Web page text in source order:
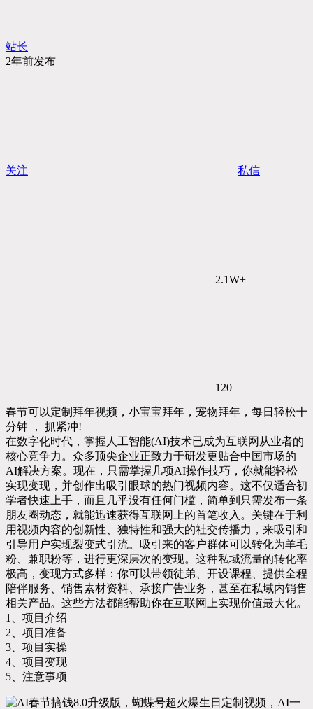
站长
2年前发布
关注 私信
2.1W+
120
春节可以定制拜年视频，小宝宝拜年，宠物拜年，每日轻松十
分钟 ， 抓紧冲!
在数字化时代，掌握人工智能(AI)技术已成为互联网从业者的
核心竞争力。众多顶尖企业正致力于研发更贴合中国市场的
AI解决方案。现在，只需掌握几项AI操作技巧，你就能轻松
实现变现，并创作出吸引眼球的热门视频内容。这不仅适合初
学者快速上手，而且几乎没有任何门槛，简单到只需发布一条
朋友圈动态，就能迅速获得互联网上的首笔收入。关键在于利
用视频内容的创新性、独特性和强大的社交传播力，来吸引和
引导用户实现裂变式引流。吸引来的客户群体可以转化为羊毛
粉、兼职粉等，进行更深层次的变现。这种私域流量的转化率
极高，变现方式多样：你可以带领徒弟、开设课程、提供全程
陪伴服务、销售素材资料、承接广告业务，甚至在私域内销售
相关产品。这些方法都能帮助你在互联网上实现价值最大化。
1、项目介绍
2、项目准备
3、项目实操
4、项目变现
5、注意事项